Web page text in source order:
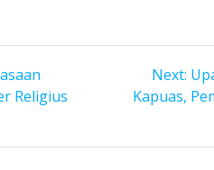
Religius
Next:
Kapuas,